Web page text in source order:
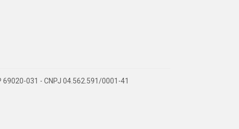
69020-031 - CNPJ 04.562.591/0001-41